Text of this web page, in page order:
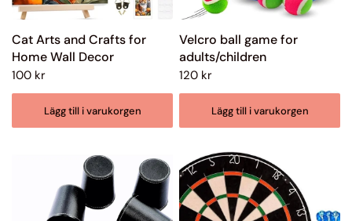
Cat Arts and Crafts for
Home Wall Decor
100 kr
Lägg till i varukorgen
Velcro ball game for
adults/children
120 kr
Lägg till i varukorgen